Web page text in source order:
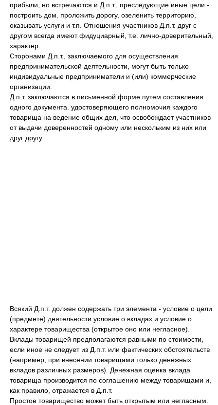
прибыли, но встречаются и Д.п.т., преследующие иные цели -
построить дом. проложить дорогу, озеленить территорию,
оказывать услуги и т.п. Отношения участников Д.п.т. друг с
другом всегда имеют фидуциарный, т.е. лично-доверительный,
характер.
Сторонами Д.п.т., заключаемого для осуществления
предпринимательской деятельности, могут быть только
индивидуальные предприниматели и (или) коммерческие
организации.
Д.п.т. заключаются в письменной форме путем составления
одного документа. удостоверяющего полномочия каждого
товарища на ведение общих дел, что освобождает участников
от выдачи доверенностей одному или нескольким из них или
друг другу.
Всякий Д.п.т. должен содержать три элемента - условие о цели
(предмете) деятельности.условие о вкладах и условие о
характере товарищества (открытое оно или негласное).
Вклады товарищей предполагаются равными по стоимости,
если иное не следует из Д.п.т. или фактических обстоятельств
(например, при внесении товарищами только денежных
вкладов различных размеров). Денежная оценка вклада
товарища производится по соглашению между товарищами и,
как правило, отражается в Д.п.т.
Простое товарищество может быть открытым или негласным.